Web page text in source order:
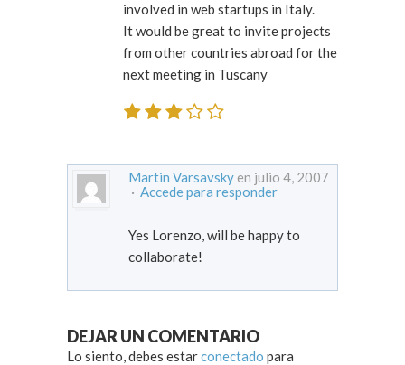
involved in web startups in Italy.
It would be great to invite projects
from other countries abroad for the
next meeting in Tuscany
Martin Varsavsky en julio 4, 2007
· Accede para responder
Yes Lorenzo, will be happy to
collaborate!
DEJAR UN COMENTARIO
Lo siento, debes estarconectado para